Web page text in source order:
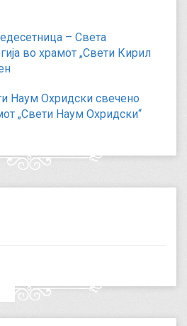
– Света
во храмот „Свети Кирил
Наум Охридски свечено
„Свети Наум Охридски“